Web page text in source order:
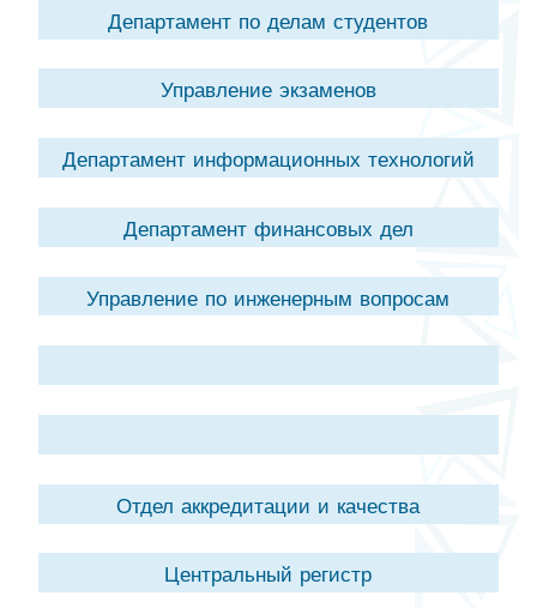
Департамент по делам студентов
Управление экзаменов
Департамент информационных технологий
Департамент финансовых дел
Управление по инженерным вопросам
Отдел аккредитации и качества
Центральный регистр